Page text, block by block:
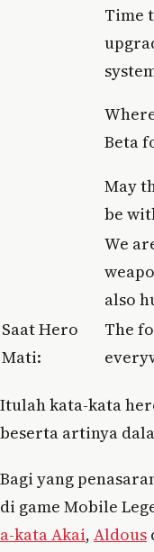
Time
Beta
May
be
We
also
Saat Hero
Mati:
The
Itulah kata-kata
beserta artinya
Bagi yang
di game Mobile
a-kata Akai, Aldous